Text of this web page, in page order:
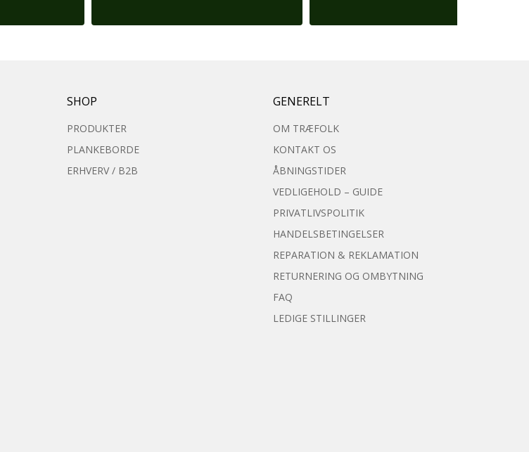
SHOP
PRODUKTER
PLANKEBORDE
ERHVERV / B2B
GENERELT
OM TRÆFOLK
KONTAKT OS
ÅBNINGSTIDER
VEDLIGEHOLD – GUIDE
PRIVATLIVSPOLITIK
HANDELSBETINGELSER
REPARATION & REKLAMATION
RETURNERING OG OMBYTNING
FAQ
LEDIGE STILLINGER